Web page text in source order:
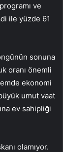
ve
ile yüzde 61
sonuna
oranı önemli
ekonomi
umut vaat
ev sahipliği
olamıyor.